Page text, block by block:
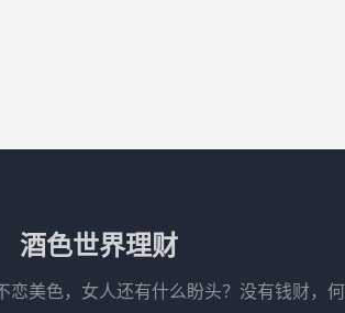
酒色世界理财
美色，女人还有什么盼头？没有钱财，